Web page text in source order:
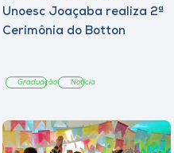
Unoesc Joaçaba realiza 2ª
Cerimônia do Botton
Graduação Notícia